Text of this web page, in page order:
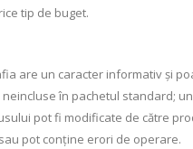
tip de buget.
are un caracter informativ și
neincluse în pachetul standard;
pot fi modificate de către
pot conține erori de operare.